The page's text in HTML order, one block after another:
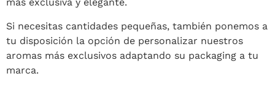
más exclusiva y elegante.
Si necesitas cantidades pequeñas, también ponemos a
tu disposición la opción de personalizar nuestros
aromas más exclusivos adaptando su packaging a tu
marca.